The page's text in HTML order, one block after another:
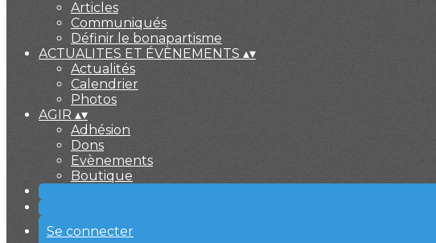
Articles
Communiqués
Définir le bonapartisme
ACTUALITES ET ÉVÈNEMENTS ▴▾
Actualités
Calendrier
Photos
AGIR ▴▾
Adhésion
Dons
Evènements
Boutique
Se connecter